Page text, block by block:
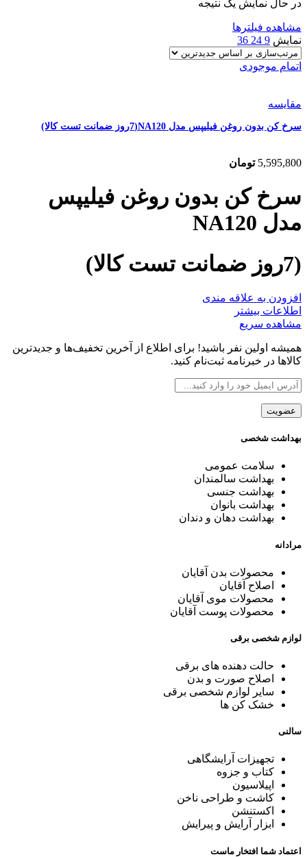
در حال نمایش یک نتیجه
مشاهده فیلترها
نمایش 9
24
36
اتمام موجودی
مقایسه
سرخ کن بدون روغن فیلیپس مدل NA120(7روز ضمانت تست کالا)
5,595,800 تومان
سرخ کن بدون روغن فیلیپس
مدل NA120
(7روز ضمانت تست کالا)
افزودن به علاقه مندی
اطلاعات بیشتر
مشاهده سریع
همیشه اولین نفر باشید! برای اطلاع از آخرین تخفیف‌ها و جدیدترین
کالاها در خبرنامه ثبت‌نام کنید.
بهداشت شخصی
سلامت عمومی
بهداشت سالمندان
بهداشت جنسی
بهداشت بانوان
بهداشت دهان و دندان
مرادانه
محصولات بدن آقایان
اصلاح آقایان
محصولات موی آقایان
محصولات پوست آقایان
لوازم شخصی برقی
حالت دهنده های برقی
اصلاح صورت و بدن
سایر لوازم شخصی برقی
خشک کن ها
سالنی
تجهیزات آرایشگاهی
کتاب و جزوه
اپیلاسیون
کاشت و طراحی ناخن
اکستنشن
ابزار آرایش و پیرایش
اعتماد شما افتخار ماست